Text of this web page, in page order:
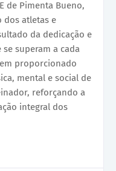
de Pimenta Bueno,
dos atletas e
da dedicação e
superam a cada
proporcionado
mental e social de
reforçando a
integral dos